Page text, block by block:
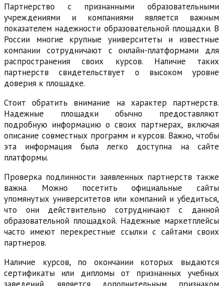
Партнерство с признанными образовательными
учреждениями и компаниями является важным
показателем надежности образовательной площадки. В
России многие крупные университеты и известные
компании сотрудничают с онлайн-платформами для
распространения своих курсов. Наличие таких
партнерств свидетельствует о высоком уровне
доверия к площадке.
Стоит обратить внимание на характер партнерств.
Надежные площадки обычно предоставляют
подробную информацию о своих партнерах, включая
описание совместных программ и курсов. Важно, чтобы
эта информация была легко доступна на сайте
платформы.
Проверка подлинности заявленных партнерств также
важна. Можно посетить официальные сайты
упомянутых университетов или компаний и убедиться,
что они действительно сотрудничают с данной
образовательной площадкой. Надежные маркетплейсы
часто имеют перекрестные ссылки с сайтами своих
партнеров.
Наличие курсов, по окончании которых выдаются
сертификаты или дипломы от признанных учебных